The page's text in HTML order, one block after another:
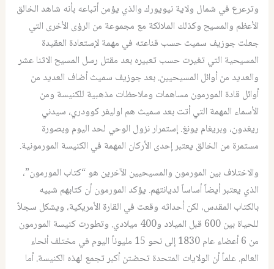
وترعرع في شمال ولاية نيويورك والذي يؤمن أتباعه بأنه شاهد الخالق
الأعظم والمسيح وكذلك الملائكة مع مجموعة من الرؤى الأخرى التي
جعلت جوزيف سميث حسب قناعته في مهمة لإستعادة العقيدة
المسيحية التي تغيرت حسب تعبيره بعد مقتل رسل المسيح الاثنا عشر
والعديد من أوائل المسيحيين. بعد جوزيف سميث أضاف العديد من
أوائل قادة المورمون مساهمات وملاحظات مذهبية للكنيسة ومن
الأسماء المهمة التي أتت بعد سميث هم اوليفر كوودري، سيدني
ريغدون، وبريغام يونغ. إستمرار نزول الوحي لحد اليوم وبصورة
مستمرة من الخالق يعتبر إحدى الأركان المهمة في الكنيسة المورمونية.
والاختلاف بين المورمون والمسيحيين الآخرين هو “كتاب المورمون”،
الذي يعتبر أيضاً أساساً لديانتهم. يؤكد المورمون أن كتابهم شبيه
بالكتاب المقدس، لكن أحداثه وقعت في القارة الأمريكية، ويشكل سجلاً
للحياة بين 600 قبل الميلاد و400 ميلادي. وتطورت كنيسة المورمون
من 6 أعضاء عام 1830 إلى نحو 15 مليوناً اليوم في مختلف أنحاء
العالم. علماً أن الولايات المتحدة تحضتن أكبر تجمع لهذه الكنيسة. أما